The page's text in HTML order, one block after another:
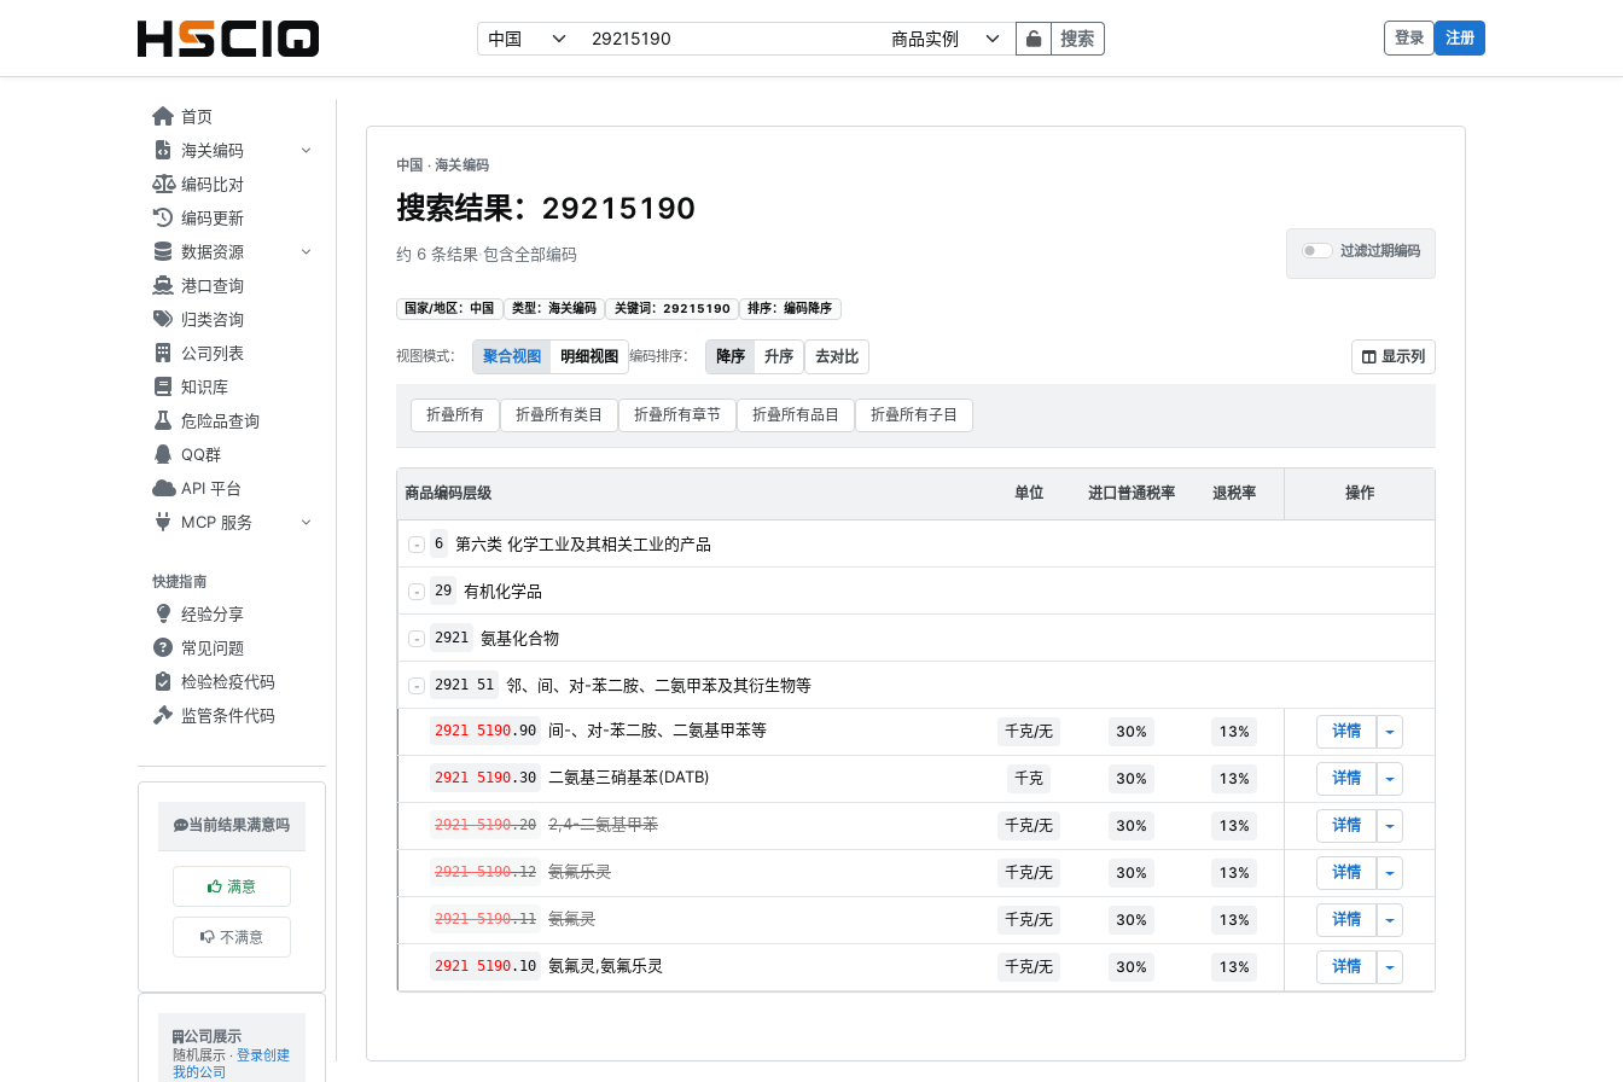
搜索 登录 注册
首页
海关编码
编码比对
编码更新
数据资源
港口查询
归类咨询
公司列表
知识库
危险品查询
QQ群
API 平台
MCP 服务
快捷指南
经验分享
常见问题
检验检疫代码
监管条件代码
当前结果满意吗
满意
不满意
公司展示
随机展示 · 登录创建
我的公司
中国 · 海关编码
搜索结果：29215190
约 6 条结果·包含全部编码 过滤过期编码
国家/地区：中国 类型：海关编码 关键词：29215190 排序：编码降序
视图模式： 聚合视图 明细视图 编码排序： 降序 升序 去对比 显示列
折叠所有 折叠所有类目 折叠所有章节 折叠所有品目 折叠所有子目
商品编码层级 单位 进口普通税率 退税率 操作
- 6 第六类 化学工业及其相关工业的产品
- 29 有机化学品
- 2921 氨基化合物
- 2921 51 邻、间、对-苯二胺、二氨甲苯及其衍生物等
2921 5190.90 间-、对-苯二胺、二氨基甲苯等 千克/无 30% 13% 详情 更多操作
2921 5190.30 二氨基三硝基苯(DATB) 千克 30% 13% 详情 更多操作
2921 5190.20 2,4-二氨基甲苯 千克/无 30% 13% 详情 更多操作
2921 5190.12 氨氟乐灵 千克/无 30% 13% 详情 更多操作
2921 5190.11 氨氟灵 千克/无 30% 13% 详情 更多操作
2921 5190.10 氨氟灵,氨氟乐灵 千克/无 30% 13% 详情 更多操作